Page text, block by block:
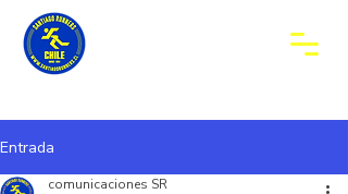
Entrada
comunicaciones SR